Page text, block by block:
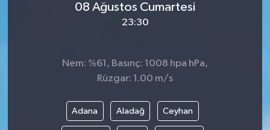
08 Ağustos Cumartesi
23:30
Nem: %61, Basınç: 1008 hpa hPa,
Rüzgar: 1.00 m/s
Adana Aladağ Ceyhan